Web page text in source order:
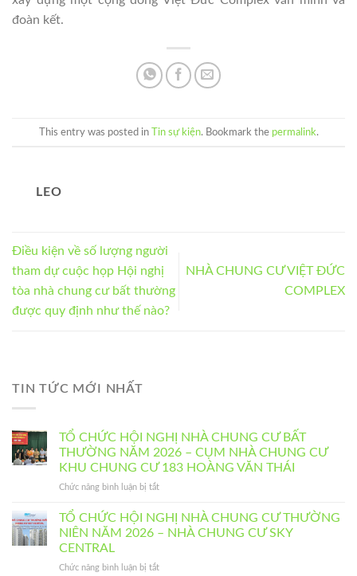
đoàn kết.
This entry was posted in Tin sự kiện. Bookmark the permalink.
LEO
Điều kiện về số lượng người
tham dự cuộc họp Hội nghị
tòa nhà chung cư bất thường
được quy định như thế nào?
NHÀ CHUNG CƯ VIỆT ĐỨC
COMPLEX
TIN TỨC MỚI NHẤT
TỔ CHỨC HỘI NGHỊ NHÀ CHUNG CƯ BẤT
THƯỜNG NĂM 2026 – CỤM NHÀ CHUNG CƯ
KHU CHUNG CƯ 183 HOÀNG VĂN THÁI
Chức năng bình luận bị tắtở
CHỨC
HỘI
CHUNG
TỔ CHỨC HỘI NGHỊ NHÀ CHUNG CƯ THƯỜNG
NIÊN NĂM 2026 – NHÀ CHUNG CƯ SKY
CENTRAL
Chức năng bình luận bị tắtở